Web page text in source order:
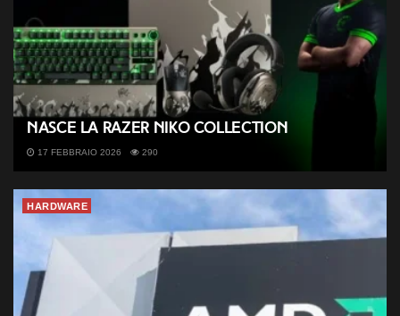
Nasce la Razer NiKo Collection
17 FEBBRAIO 2026 290
HARDWARE